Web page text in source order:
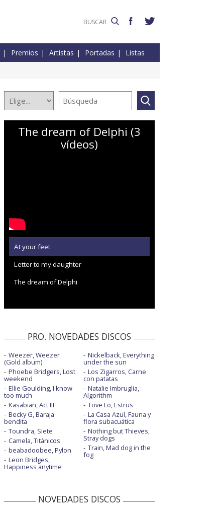
Premios Artistas Portadas Listas
The dream of Delphi (3
vídeos)
At your feet
Letter to my daughter
The dream of Delphi
PRO. NOVEDADES DISCOS
Weezer, Weezer
(Gold album)
Phoebe Bridgers, Lost
weekend
Ellie Goulding, I know
too much
Kasabian, Act III
Becky G, Baraja
bendita
Toundra, Siete
Camela, Titánicos
beabadoobee, Pylon
Leon Bridges,
Happiness anytime
Nickelback, Everything
under the sun
Los Zigarros, Carne
con patatas
Natalie Imbruglia,
Algorithm
Tove Lo, Estrus
La Casa Azul, Fauna y
flora subacuática
Nothing but Thieves,
Stray dogs
Train, Mad dog in the
fog
NOVEDADES DISCOS